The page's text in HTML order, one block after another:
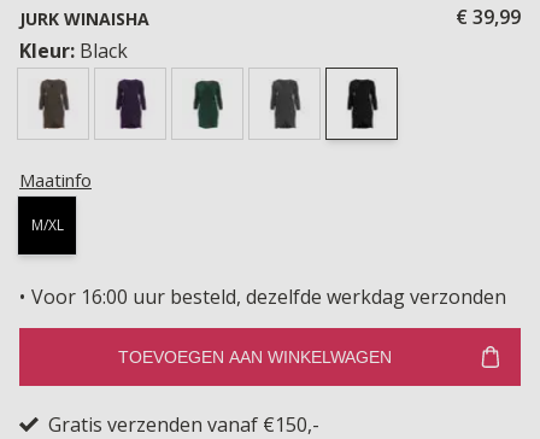
JURK WINAISHA
€ 39,99
Kleur: Black
Maatinfo
M/XL
Voor 16:00 uur besteld, dezelfde werkdag verzonden
TOEVOEGEN AAN WINKELWAGEN
Gratis verzenden vanaf €150,-